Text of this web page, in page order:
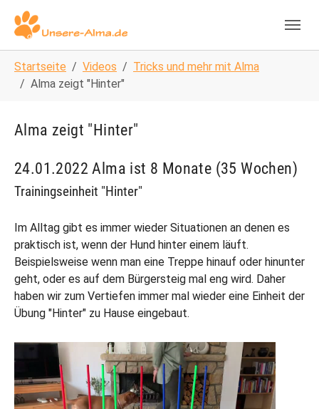
Skip to main navigation
Zum Hauptinhalt springen
Skip to page footer
Startseite Videos
Tricks und mehr mit Alma
Alma zeigt "Hinter"
Alma zeigt "Hinter"
24.01.2022 Alma ist 8 Monate (35 Wochen)
Trainingseinheit "Hinter"
Im Alltag gibt es immer wieder Situationen an denen es
praktisch ist, wenn der Hund hinter einem läuft.
Beispielsweise wenn man eine Treppe hinauf oder hinunter
geht, oder es auf dem Bürgersteig mal eng wird. Daher
haben wir zum Vertiefen immer mal wieder eine Einheit der
Übung "Hinter" zu Hause eingebaut.